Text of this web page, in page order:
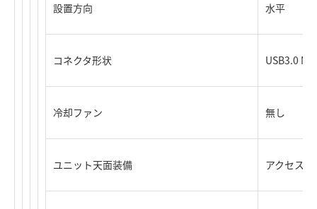
設置方向 水平
コネクタ形状 USB3.0
冷却ファン 無し
ユニット天面装備 アクセス